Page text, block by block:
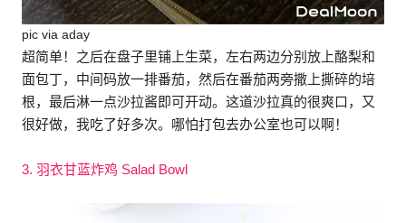
pic via aday
超简单！之后在盘子里铺上生菜，左右两边分别放上酪梨和
面包丁，中间码放一排番茄，然后在番茄两旁撒上撕碎的培
根，最后淋一点沙拉酱即可开动。这道沙拉真的很爽口，又
很好做，我吃了好多次。哪怕打包去办公室也可以啊！
3. 羽衣甘蓝炸鸡 Salad Bowl